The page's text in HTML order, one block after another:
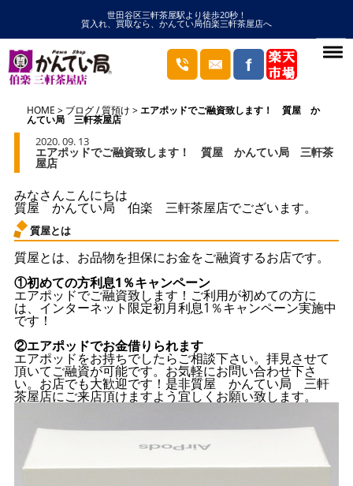
世田谷区三軒茶屋駅より徒歩20秒！
質入れ、買取なら、かんてい局伯楽三軒茶屋店へ
HOME ブログ/質預け エアポッドでご融資致します！ 質屋 か
んてい局 三軒茶屋店
2020. 09. 13
エアポッドでご融資致します！ 質屋 かんてい局 三軒茶
屋店
みなさんこんにちは
質屋 かんてい局 伯楽 三軒茶屋店でございます。
質屋とは
質屋とは、お品物を担保にお金をご融資するお店です。
①初めての方利息1％キャンペーン
エアポッドでご融資致します！ご利用が初めての方に
は、インターネット限定初月利息1％キャンペーン実施中
です！
②エアポッドでお金借りられます
エアポッドをお持ちでしたらご相談下さい。拝見させて
頂いてご融資が可能です。お気軽にお問い合わせ下さ
い。お店でも大歓迎です！是非質屋 かんてい局 三軒
茶屋店にご来店頂けますよう宜しくお願い致します。